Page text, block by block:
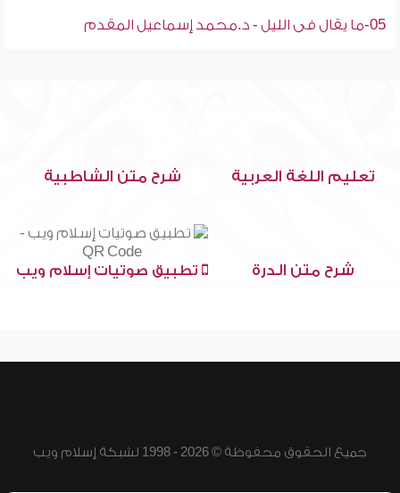
05-ما يقال فى الليل - د.محمد إسماعيل المقدم
تعليم اللغة العربية شرح متن الشاطبية
شرح متن الدرة تطبيق صوتيات إسلام ويب
جميع الحقوق محفوظة © 2026 - 1998 لشبكة إسلام ويب